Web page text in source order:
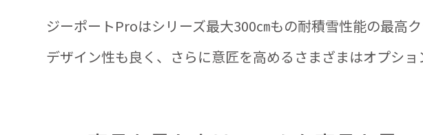
ジーポートProはシリーズ最大300㎝もの耐積雪性能の最高
デザイン性も良く、さらに意匠を高めるさまざまはオプシ